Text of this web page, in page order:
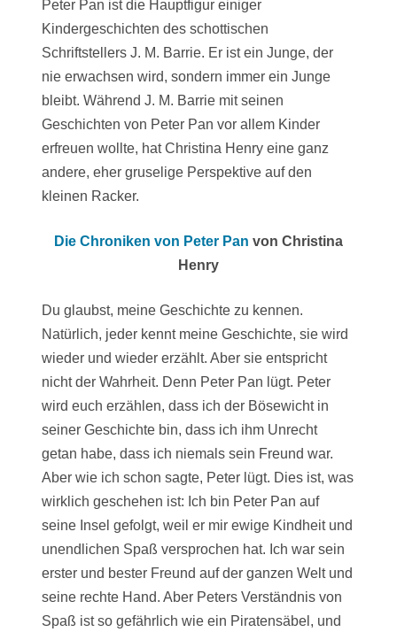
Peter Pan ist die Hauptfigur einiger
Kindergeschichten des schottischen
Schriftstellers J. M. Barrie. Er ist ein Junge, der
nie erwachsen wird, sondern immer ein Junge
bleibt. Während J. M. Barrie mit seinen
Geschichten von Peter Pan vor allem Kinder
erfreuen wollte, hat Christina Henry eine ganz
andere, eher gruselige Perspektive auf den
kleinen Racker.
Die Chroniken von Peter Pan von Christina
Henry
Du glaubst, meine Geschichte zu kennen.
Natürlich, jeder kennt meine Geschichte, sie wird
wieder und wieder erzählt. Aber sie entspricht
nicht der Wahrheit. Denn Peter Pan lügt. Peter
wird euch erzählen, dass ich der Bösewicht in
seiner Geschichte bin, dass ich ihm Unrecht
getan habe, dass ich niemals sein Freund war.
Aber wie ich schon sagte, Peter lügt. Dies ist, was
wirklich geschehen ist: Ich bin Peter Pan auf
seine Insel gefolgt, weil er mir ewige Kindheit und
unendlichen Spaß versprochen hat. Ich war sein
erster und bester Freund auf der ganzen Welt und
seine rechte Hand. Aber Peters Verständnis von
Spaß ist so gefährlich wie ein Piratensäbel, und